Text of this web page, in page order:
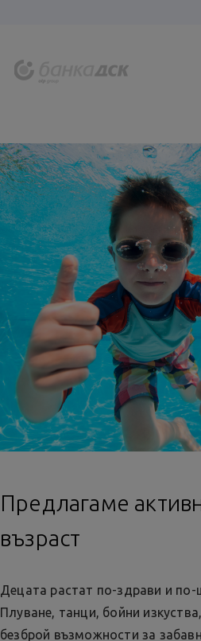
Предлагаме
възраст
Децата растат по-здрави и
Плуване, танци, бойни
безброй възможности за